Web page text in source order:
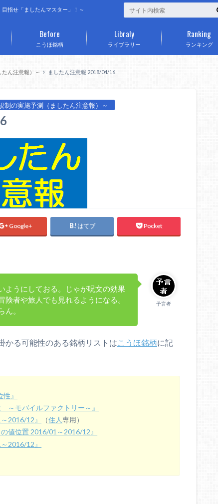
指せ「ましたんマスター」！～
こうほ銘柄
Before
ライブラリー
Libraly
ランキング
Ranking
ん注意報）～ ましたん注意報 2018/04/16
の実施予測（ましたん注意報）～
Google+ はてブ Pocket
予言者
ようにしておる。じゃが呪文の効果
者や旅人でも見れるようになる。
。
かる可能性のある銘柄リストはこうほ銘柄に記
』
～モバイルファクトリー～』
2016/12』
（住人専用）
値位置 2016/01～2016/12』
2016/12』